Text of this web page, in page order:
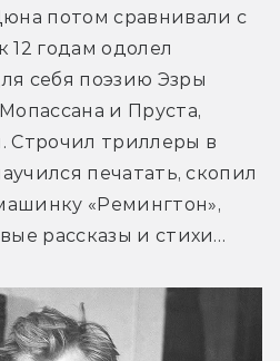
потом сравнивали с
годам одолел
себя поэзию Эзры
и Пруста,
Строчил триллеры в
печатать, скопил
«Ремингтон»,
рассказы и стихи…